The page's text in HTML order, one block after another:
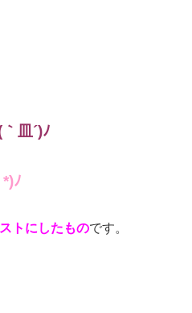
皿´)ﾉ
ﾉ
トにしたものです。